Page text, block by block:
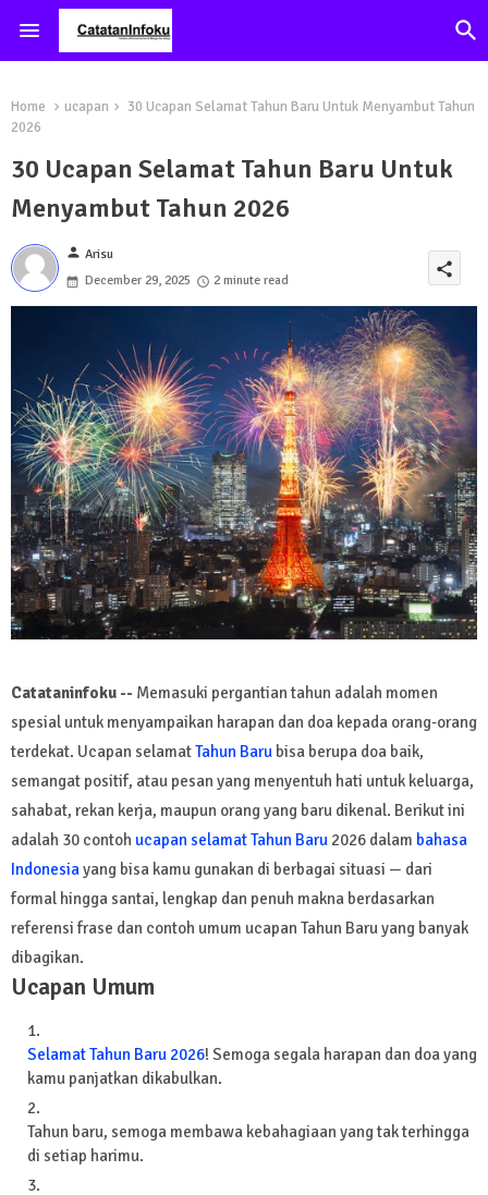
Home ucapan
30 Ucapan Selamat Tahun Baru Untuk Menyambut Tahun
2026
30 Ucapan Selamat Tahun Baru Untuk
Menyambut Tahun 2026
person Arisu
December 29, 2025
2 minute read
share
Catataninfoku -- Memasuki pergantian tahun adalah momen
spesial untuk menyampaikan harapan dan doa kepada orang-orang
terdekat. Ucapan selamatTahun Baru bisa berupa doa baik,
semangat positif, atau pesan yang menyentuh hati untuk keluarga,
sahabat, rekan kerja, maupun orang yang baru dikenal. Berikut ini
adalah 30 contoh ucapan selamat Tahun Baru 2026 dalam bahasa
Indonesiayang bisa kamu gunakan di berbagai situasi — dari
formal hingga santai, lengkap dan penuh makna berdasarkan
referensi frase dan contoh umum ucapan Tahun Baru yang banyak
dibagikan.
Ucapan Umum
Selamat Tahun Baru 2026! Semoga segala harapan dan doa yang
kamu panjatkan dikabulkan.
Tahun baru, semoga membawa kebahagiaan yang tak terhingga
di setiap harimu.